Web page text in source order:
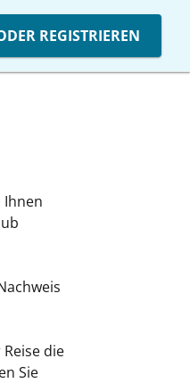
REGISTRIEREN
Ihnen
die
Sie